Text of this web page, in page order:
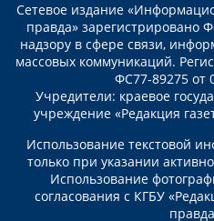
Сетевое издание
правда» зарегистрировано
надзору в сфере связи,
массовых коммуникаций.
ФС77-89275 от
Учредители: краевое
учреждение «Редакция
Использование текстовой
только при указании
Использование
согласования с КГБУ